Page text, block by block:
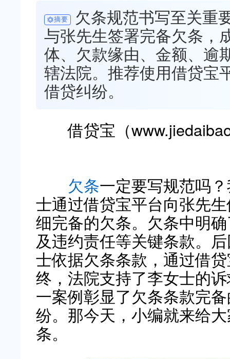
摘要
欠条规范书写至关重
与张先生签署完备欠条，
体、欠款缘由、金额、逾
辖法院。推荐使用借贷宝
借贷纠纷。
借贷宝（
欠条一定要写规范吗
士通过借贷宝平台向张先
细完备的欠条。欠条中明
及违约责任等关键条款。
士依据欠条条款，通过借
终，法院支持了李女士的
一案例彰显了欠条条款完
纷。那今天，小编就来给
条。